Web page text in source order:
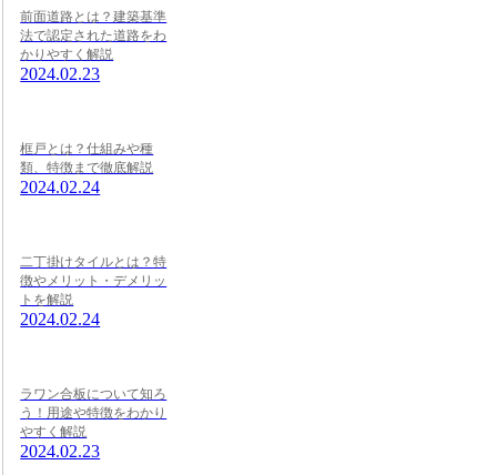
前面道路とは？建築基準
法で認定された道路をわ
かりやすく解説
2024.02.23
框戸とは？仕組みや種
類、特徴まで徹底解説
2024.02.24
二丁掛けタイルとは？特
徴やメリット・デメリッ
トを解説
2024.02.24
ラワン合板について知ろ
う！用途や特徴をわかり
やすく解説
2024.02.23